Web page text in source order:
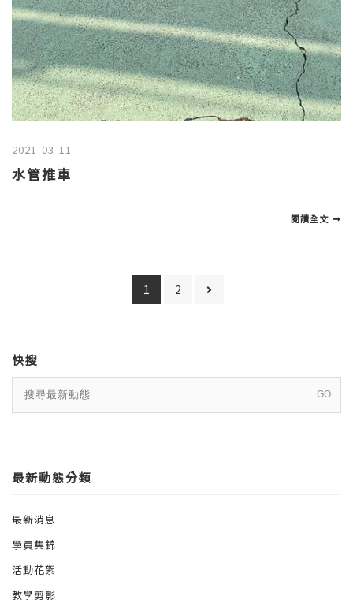
2021-03-11
水管推車
閱讀全文
1 2
快搜
最新動態分類
最新消息
學員集錦
活動花絮
教學剪影